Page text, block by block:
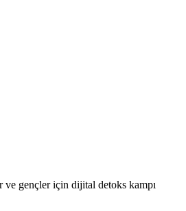
ve gençler için dijital detoks kampı